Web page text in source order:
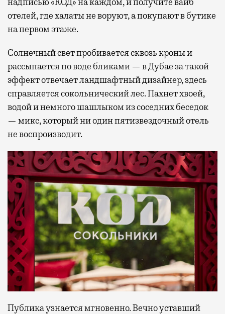
отелей, где халаты не воруют, а покупают в бутике
на первом этаже.
Солнечный свет пробивается сквозь кроны и
рассыпается по воде бликами — в Дубае за такой
эффект отвечает ландшафтный дизайнер, здесь
справляется сокольнический лес. Пахнет хвоей,
водой и немного шашлыком из соседних беседок
— микс, который ни один пятизвездочный отель
не воспроизводит.
Публика узнается мгновенно. Вечно уставший